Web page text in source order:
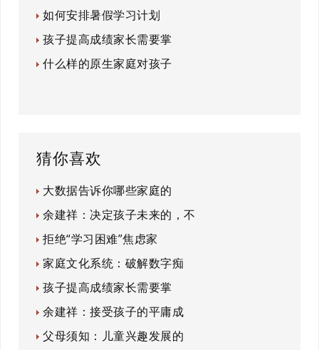
如何安排暑假学习计划
孩子提高成绩家长需要掌
什么样的原生家庭对孩子
猜你喜欢
大数据告诉你哪些家庭的
余建祥：决定孩子未来的，不
拒绝“学习困难”焦虑家
家庭文化系统：破解数字痴
孩子提高成绩家长需要掌
余建祥：接受孩子的平庸成
父母须知：儿童兴趣发展的